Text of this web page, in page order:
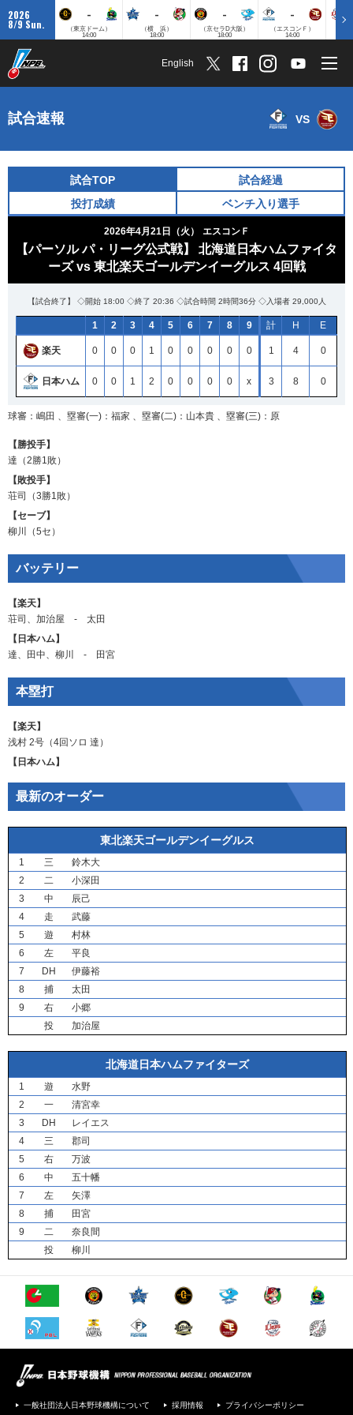
2026
8/9 Sun.
-
（東京ドーム）
14:00
-
（横 浜）
18:00
-
（京セラD大阪）
18:00
-
（エスコンＦ）
14:00
English
試合速報 VS
試合TOP
試合経過
投打成績
ベンチ入り選手
2026年4月21日（火） エスコンＦ
【パーソル パ・リーグ公式戦】 北海道日本ハムファイタ
ーズ vs 東北楽天ゴールデンイーグルス 4回戦
【試合終了】 ◇開始 18:00 ◇終了 20:36 ◇試合時間 2時間36分 ◇入場者 29,000人
1 2 3 4 5 6 7 8 9 計 H E
楽天 0 0 0 1 0 0 0 0 0 1 4 0
日本ハム 0 0 1 2 0 0 0 0 x 3 8 0
球審：嶋田 、塁審(一)：福家 、塁審(二)：山本貴 、塁審(三)：原
【勝投手】
達 （2勝1敗）
【敗投手】
荘司
（3勝1敗）
【セーブ】
柳川
（5セ）
バッテリー
【楽天】
荘司 、 加治屋 ‐ 太田
【日本ハム】
達、 田中、 柳川 ‐ 田宮
本塁打
【楽天】
浅村 2号（4回ソロ 達 ）
【日本ハム】
最新のオーダー
東北楽天ゴールデンイーグルス
1 三
鈴木大
2
二
小深田
3
中
辰己
4
走
武藤
5
遊
村林
6
左
平良
7
DH
伊藤裕
8
捕
太田
9
右
小郷
投
加治屋
北海道日本ハムファイターズ
1 遊
水野
2
一
清宮幸
3
DH
レイエス
4
三
郡司
5
右
万波
6
中
五十幡
7
左
矢澤
8
捕
田宮
9
二
奈良間
投
柳川
一般社団法人日本野球機構について 採用情報 プライバシーポリシー